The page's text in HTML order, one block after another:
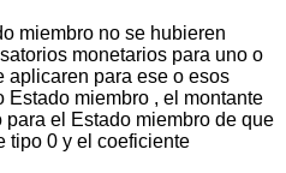
miembro no se hubieren
monetarios para uno o
aplicaren para ese o esos
Estado miembro , el montante
el Estado miembro de que
tipo 0 y el coeficiente